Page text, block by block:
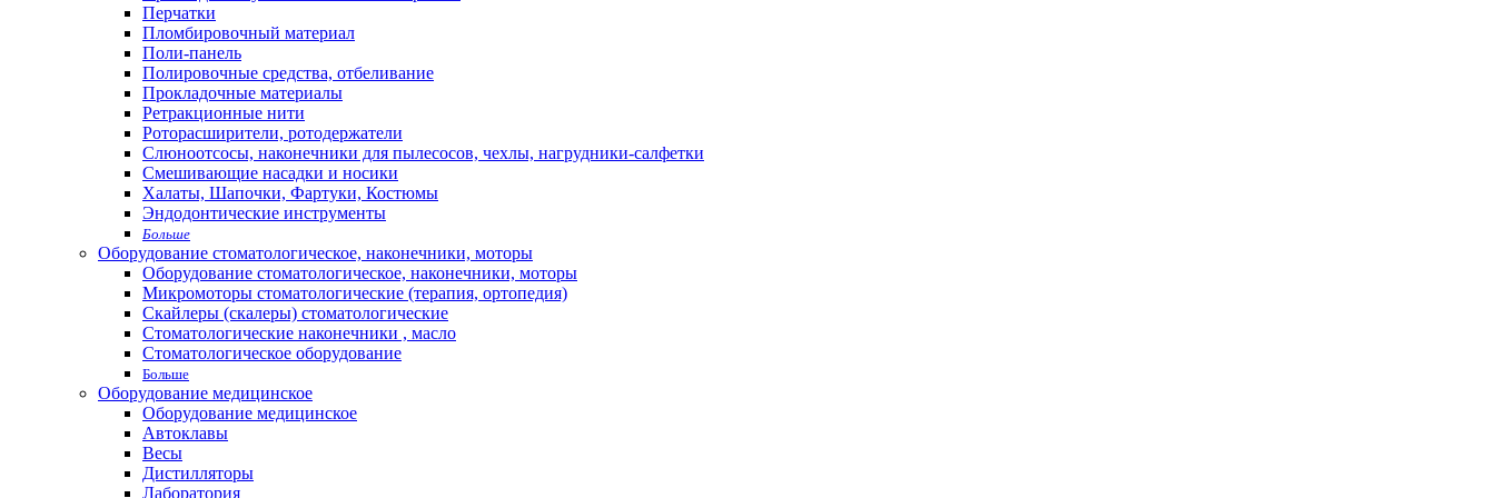
Перчатки
Пломбировочный материал
Поли-панель
Полировочные средства, отбеливание
Прокладочные материалы
Ретракционные нити
Роторасширители, ротодержатели
Слюноотсосы, наконечники для пылесосов, чехлы, нагрудники-салфетки
Смешивающие насадки и носики
Халаты, Шапочки, Фартуки, Костюмы
Эндодонтические инструменты
Больше
Оборудование стоматологическое, наконечники, моторы
Оборудование стоматологическое, наконечники, моторы
Микромоторы стоматологические (терапия, ортопедия)
Скайлеры (скалеры) стоматологические
Стоматологические наконечники , масло
Стоматологическое оборудование
Больше
Оборудование медицинское
Оборудование медицинское
Автоклавы
Весы
Дистилляторы
Лаборатория